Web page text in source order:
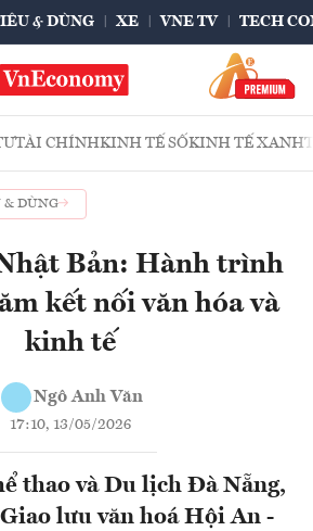
& DÙNG XE VNE TV TECH
TÀI CHÍNHKINH TẾ SỐKINH TẾ XANH
& DÙNG
Bản: Hành trình
kết nối văn hóa và
kinh tế
Ngô Anh Văn
17:10, 13/05/2026
thao và Du lịch Đà Nẵng,
lưu văn hoá Hội An -